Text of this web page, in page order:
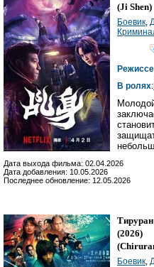
(Ji Shen)
Боевик
В ролях:
Дата выхода фильма: 02.04.2026
Дата добавления: 10.05.2026
Последнее обновление: 12.05.2026
(2026)
(
Боевик